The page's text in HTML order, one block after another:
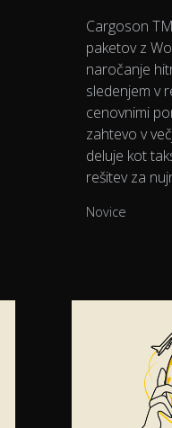
Cargoson
paketov z
naročanje
sledenjem v
cenovnimi
zahtevo v
deluje kot
rešitev za
Novice